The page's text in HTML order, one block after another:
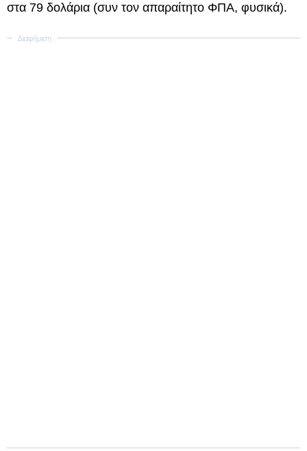
στα 79 δολάρια (συν τον απαραίτητο ΦΠΑ, φυσικά).